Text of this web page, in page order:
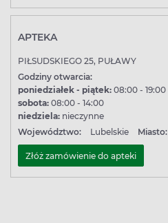
APTEKA
PIŁSUDSKIEGO 25, PUŁAWY
Godziny otwarcia:
poniedziałek - piątek: 08:00 - 19:00
sobota: 08:00 - 14:00
niedziela: nieczynne
Województwo:
Lubelskie Miasto:
Złóż zamówienie do apteki